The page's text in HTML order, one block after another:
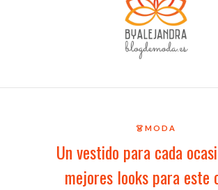
👗MODA
Un vestido para cada
mejores looks para este